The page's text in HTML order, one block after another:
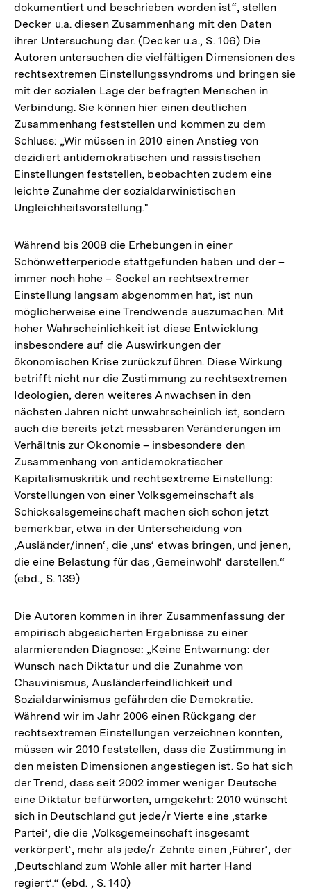
dokumentiert und beschrieben worden ist“, stellen
Decker u.a. diesen Zusammenhang mit den Daten
ihrer Untersuchung dar. (Decker u.a., S. 106) Die
Autoren untersuchen die vielfältigen Dimensionen des
rechtsextremen Einstellungssyndroms und bringen sie
mit der sozialen Lage der befragten Menschen in
Verbindung. Sie können hier einen deutlichen
Zusammenhang feststellen und kommen zu dem
Schluss: „Wir müssen in 2010 einen Anstieg von
dezidiert antidemokratischen und rassistischen
Einstellungen feststellen, beobachten zudem eine
leichte Zunahme der sozialdarwinistischen
Ungleichheitsvorstellung."
Während bis 2008 die Erhebungen in einer
Schönwetterperiode stattgefunden haben und der –
immer noch hohe – Sockel an rechtsextremer
Einstellung langsam abgenommen hat, ist nun
möglicherweise eine Trendwende auszumachen. Mit
hoher Wahrscheinlichkeit ist diese Entwicklung
insbesondere auf die Auswirkungen der
ökonomischen Krise zurückzuführen. Diese Wirkung
betrifft nicht nur die Zustimmung zu rechtsextremen
Ideologien, deren weiteres Anwachsen in den
nächsten Jahren nicht unwahrscheinlich ist, sondern
auch die bereits jetzt messbaren Veränderungen im
Verhältnis zur Ökonomie – insbesondere den
Zusammenhang von antidemokratischer
Kapitalismuskritik und rechtsextreme Einstellung:
Vorstellungen von einer Volksgemeinschaft als
Schicksalsgemeinschaft machen sich schon jetzt
bemerkbar, etwa in der Unterscheidung von
‚Ausländer/innen‘, die ‚uns‘ etwas bringen, und jenen,
die eine Belastung für das ‚Gemeinwohl‘ darstellen.“
(ebd., S. 139)
Die Autoren kommen in ihrer Zusammenfassung der
empirisch abgesicherten Ergebnisse zu einer
alarmierenden Diagnose: „Keine Entwarnung: der
Wunsch nach Diktatur und die Zunahme von
Chauvinismus, Ausländerfeindlichkeit und
Sozialdarwinismus gefährden die Demokratie.
Während wir im Jahr 2006 einen Rückgang der
rechtsextremen Einstellungen verzeichnen konnten,
müssen wir 2010 feststellen, dass die Zustimmung in
den meisten Dimensionen angestiegen ist. So hat sich
der Trend, dass seit 2002 immer weniger Deutsche
eine Diktatur befürworten, umgekehrt: 2010 wünscht
sich in Deutschland gut jede/r Vierte eine ‚starke
Partei‘, die die ‚Volksgemeinschaft insgesamt
verkörpert‘, mehr als jede/r Zehnte einen ‚Führer‘, der
‚Deutschland zum Wohle aller mit harter Hand
regiert‘.“ (ebd. , S. 140)